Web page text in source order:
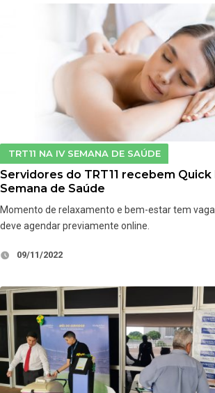
TRT11 NA IV SEMANA DE SAÚDE
Servidores do TRT11 recebem Quick
Semana de Saúde
Momento de relaxamento e bem-estar tem
deve agendar previamente online.
09/11/2022